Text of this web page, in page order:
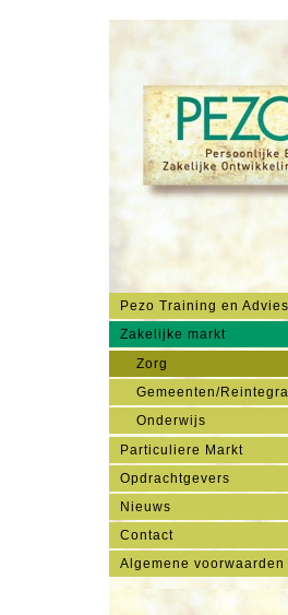
Pezo Training en Advies
Zakelijke markt
Zorg
Gemeenten/
Onderwijs
Particuliere Markt
Opdrachtgevers
Nieuws
Contact
Algemene voorwaarden